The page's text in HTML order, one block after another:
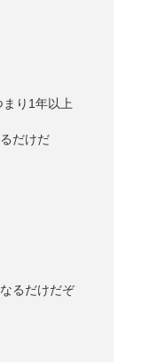
り1年以上
だけだ
るだけだぞ